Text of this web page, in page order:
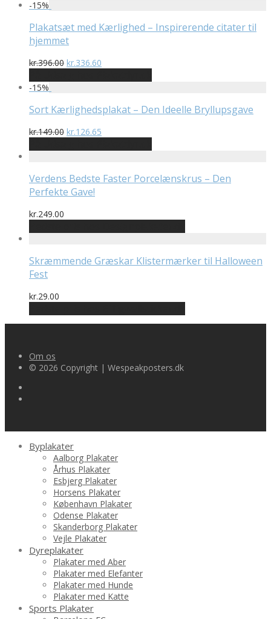
-15%
Plakatsæt med Kærlighed – Inspirerende citater til
hjemmet
kr.396.00 Den
pris
kr.396.00.
kr.336.60
pris
kr.336.60.
-15%
Sort Kærlighedsplakat – Den Ideelle Bryllupsgave
kr.149.00 Den
pris
kr.149.00.
kr.126.65
pris
kr.126.65.
Verdens Bedste Faster Porcelænskrus – Den
Perfekte Gave!
kr.249.00
Skræmmende Græskar Klistermærker til Halloween
Fest
kr.29.00
Om os
© 2026 Copyright | Wespeakposters.dk
Byplakater
Aalborg Plakater
Århus Plakater
Esbjerg Plakater
Horsens Plakater
København Plakater
Odense Plakater
Skanderborg Plakater
Vejle Plakater
Dyreplakater
Plakater med Aber
Plakater med Elefanter
Plakater med Hunde
Plakater med Katte
Sports Plakater